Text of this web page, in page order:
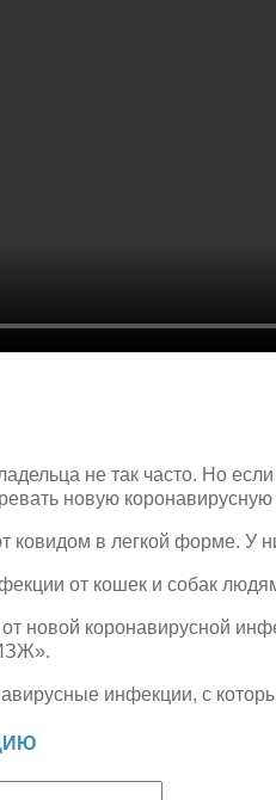
не так часто. Но
новую
в легкой форме. У
от кошек и собак
новой коронавирусной
инфекции, с